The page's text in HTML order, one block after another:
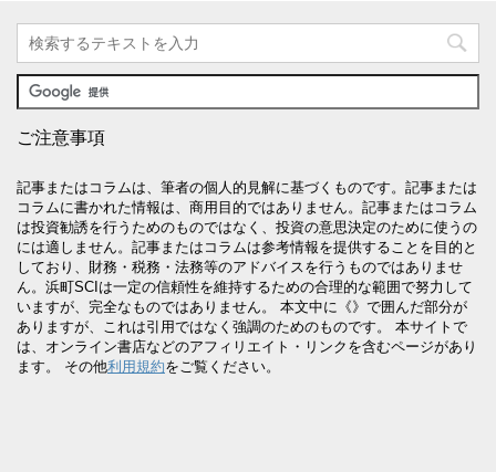
ご注意事項
記事またはコラムは、筆者の個人的見解に基づくものです。記事または
コラムに書かれた情報は、商用目的ではありません。記事またはコラム
は投資勧誘を行うためのものではなく、投資の意思決定のために使うの
には適しません。記事またはコラムは参考情報を提供することを目的と
しており、財務・税務・法務等のアドバイスを行うものではありませ
ん。浜町SCIは一定の信頼性を維持するための合理的な範囲で努力して
いますが、完全なものではありません。 本文中に《》で囲んだ部分が
ありますが、これは引用ではなく強調のためのものです。 本サイトで
は、オンライン書店などのアフィリエイト・リンクを含むページがあり
ます。 その他利用規約をご覧ください。